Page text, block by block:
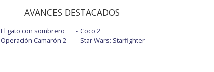
AVANCES DESTACADOS
El gato con sombrero
Operación Camarón 2
Coco 2
Star Wars: Starfighter